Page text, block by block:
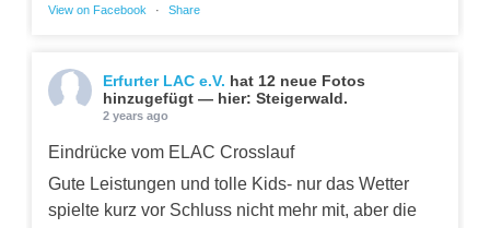
View on Facebook · Share
Erfurter LAC e.V. hat 12 neue Fotos
hinzugefügt — hier: Steigerwald.
2 years ago
Eindrücke vom ELAC Crosslauf
Gute Leistungen und tolle Kids- nur das Wetter
spielte kurz vor Schluss nicht mehr mit, aber die